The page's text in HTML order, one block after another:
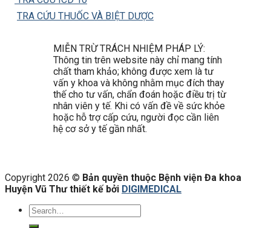
TRA CỨU THUỐC VÀ BIỆT DƯỢC
MIỄN TRỪ TRÁCH NHIỆM PHÁP LÝ:
Thông tin trên website này chỉ mang tính
chất tham khảo; không được xem là tư
vấn y khoa và không nhằm mục đích thay
thế cho tư vấn, chẩn đoán hoặc điều trị từ
nhân viên y tế. Khi có vấn đề về sức khỏe
hoặc hỗ trợ cấp cứu, người đọc cần liên
hệ cơ sở y tế gần nhất.
Copyright 2026 © Bản quyền thuộc Bệnh viện Đa khoa
Huyện Vũ Thư thiết kế bởi DIGIMEDICAL